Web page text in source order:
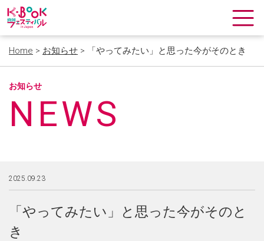
Home > お知らせ > 「やってみたい」と思った今がそのとき
お知らせ
NEWS
2025.09.23
「やってみたい」と思った今がそのと
き